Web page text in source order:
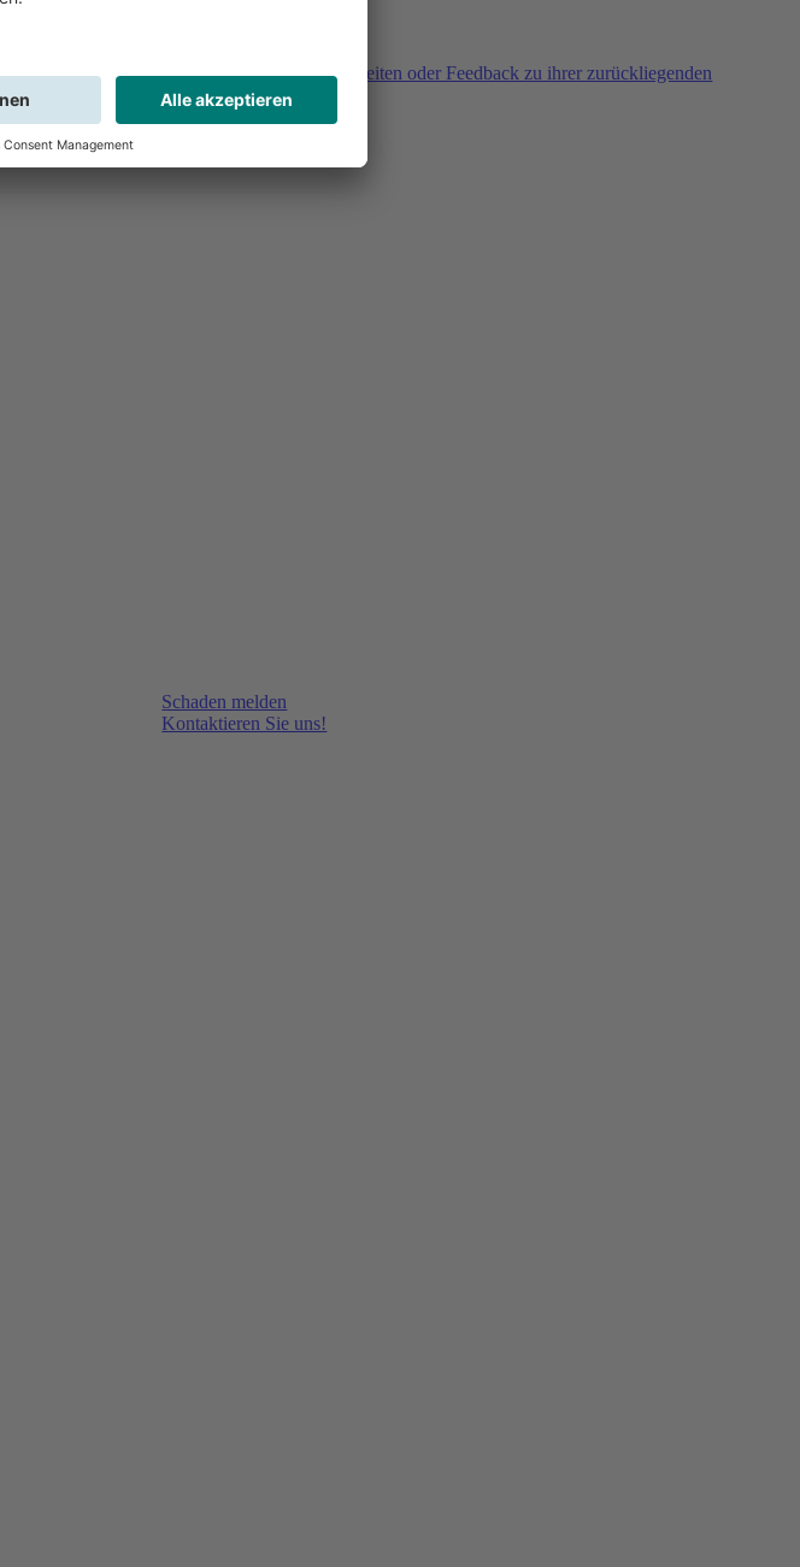
Sie haben Fragen, Unklarheiten oder Feedback zu ihrer zurückliegenden
Buchung?
Schaden melden
Kontaktieren Sie uns!